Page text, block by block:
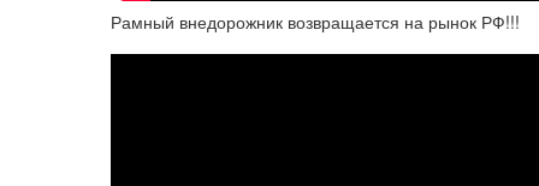
Рамный внедорожник возвращается на рынок РФ!!!